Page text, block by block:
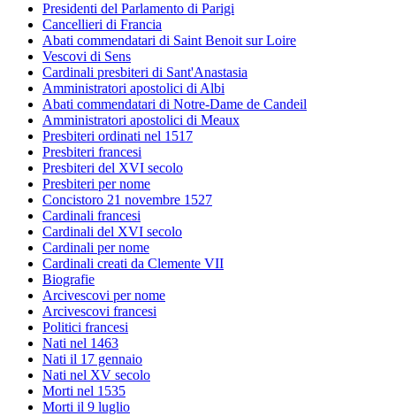
Presidenti del Parlamento di Parigi
Cancellieri di Francia
Abati commendatari di Saint Benoit sur Loire
Vescovi di Sens
Cardinali presbiteri di Sant'Anastasia
Amministratori apostolici di Albi
Abati commendatari di Notre-Dame de Candeil
Amministratori apostolici di Meaux
Presbiteri ordinati nel 1517
Presbiteri francesi
Presbiteri del XVI secolo
Presbiteri per nome
Concistoro 21 novembre 1527
Cardinali francesi
Cardinali del XVI secolo
Cardinali per nome
Cardinali creati da Clemente VII
Biografie
Arcivescovi per nome
Arcivescovi francesi
Politici francesi
Nati nel 1463
Nati il 17 gennaio
Nati nel XV secolo
Morti nel 1535
Morti il 9 luglio